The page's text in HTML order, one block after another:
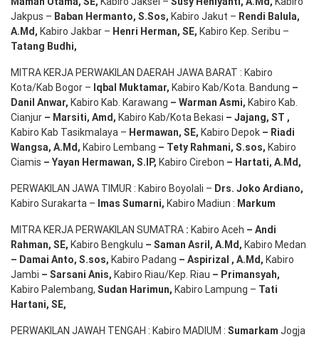
Jakpus – Baban Hermanto, S.Sos, Kabiro Jakut – Rendi Balula,
A.Md , Kabiro Jakbar – Henri Herman, SE, Kabiro Kep. Seribu –
Tatang Budhi,
MITRA KERJA PERWAKILAN DAERAH JAWA BARAT : Kabiro
Kota/Kab Bogor – Iqbal Muktamar, Kabiro Kab/Kota. Bandung –
Danil Anwar, Kabiro Kab. Karawang – Warman Asmi, Kabiro Kab.
Cianjur – Marsiti, Amd , Kabiro Kab/Kota Bekasi – Jajang, ST ,
Kabiro Kab Tasikmalaya – Hermawan, SE, Kabiro Depok – Riadi
Wangsa, A.Md , Kabiro Lembang – Tety Rahmani, S.sos, Kabiro
Ciamis – Yayan Hermawan, S.IP, Kabiro Cirebon – Hartati, A.Md ,
PERWAKILAN JAWA TIMUR : Kabiro Boyolali – Drs. Joko Ardiano,
Kabiro Surakarta – Imas Sumarni, Kabiro Madiun : Markum
MITRA KERJA PERWAKILAN SUMATRA : Kabiro Aceh – Andi
Rahman, SE, Kabiro Bengkulu – Saman Asril , A.Md , Kabiro Medan
– Damai Anto, S.sos, Kabiro Padang – Aspirizal , A.Md , Kabiro
Jambi – Sarsani Anis, Kabiro Riau/Kep. Riau – Primansyah,
Kabiro Palembang, Sudan Harimun, Kabiro Lampung – Tati
Hartani, SE,
PERWAKILAN JAWAH TENGAH : Kabiro MADIUM : Sumarkam Jogja